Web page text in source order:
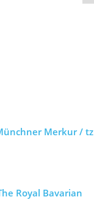
Merkur / tz
Royal Bavarian